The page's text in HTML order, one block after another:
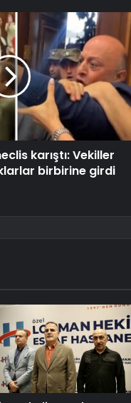
karıştı: Vekiller
birbirine girdi